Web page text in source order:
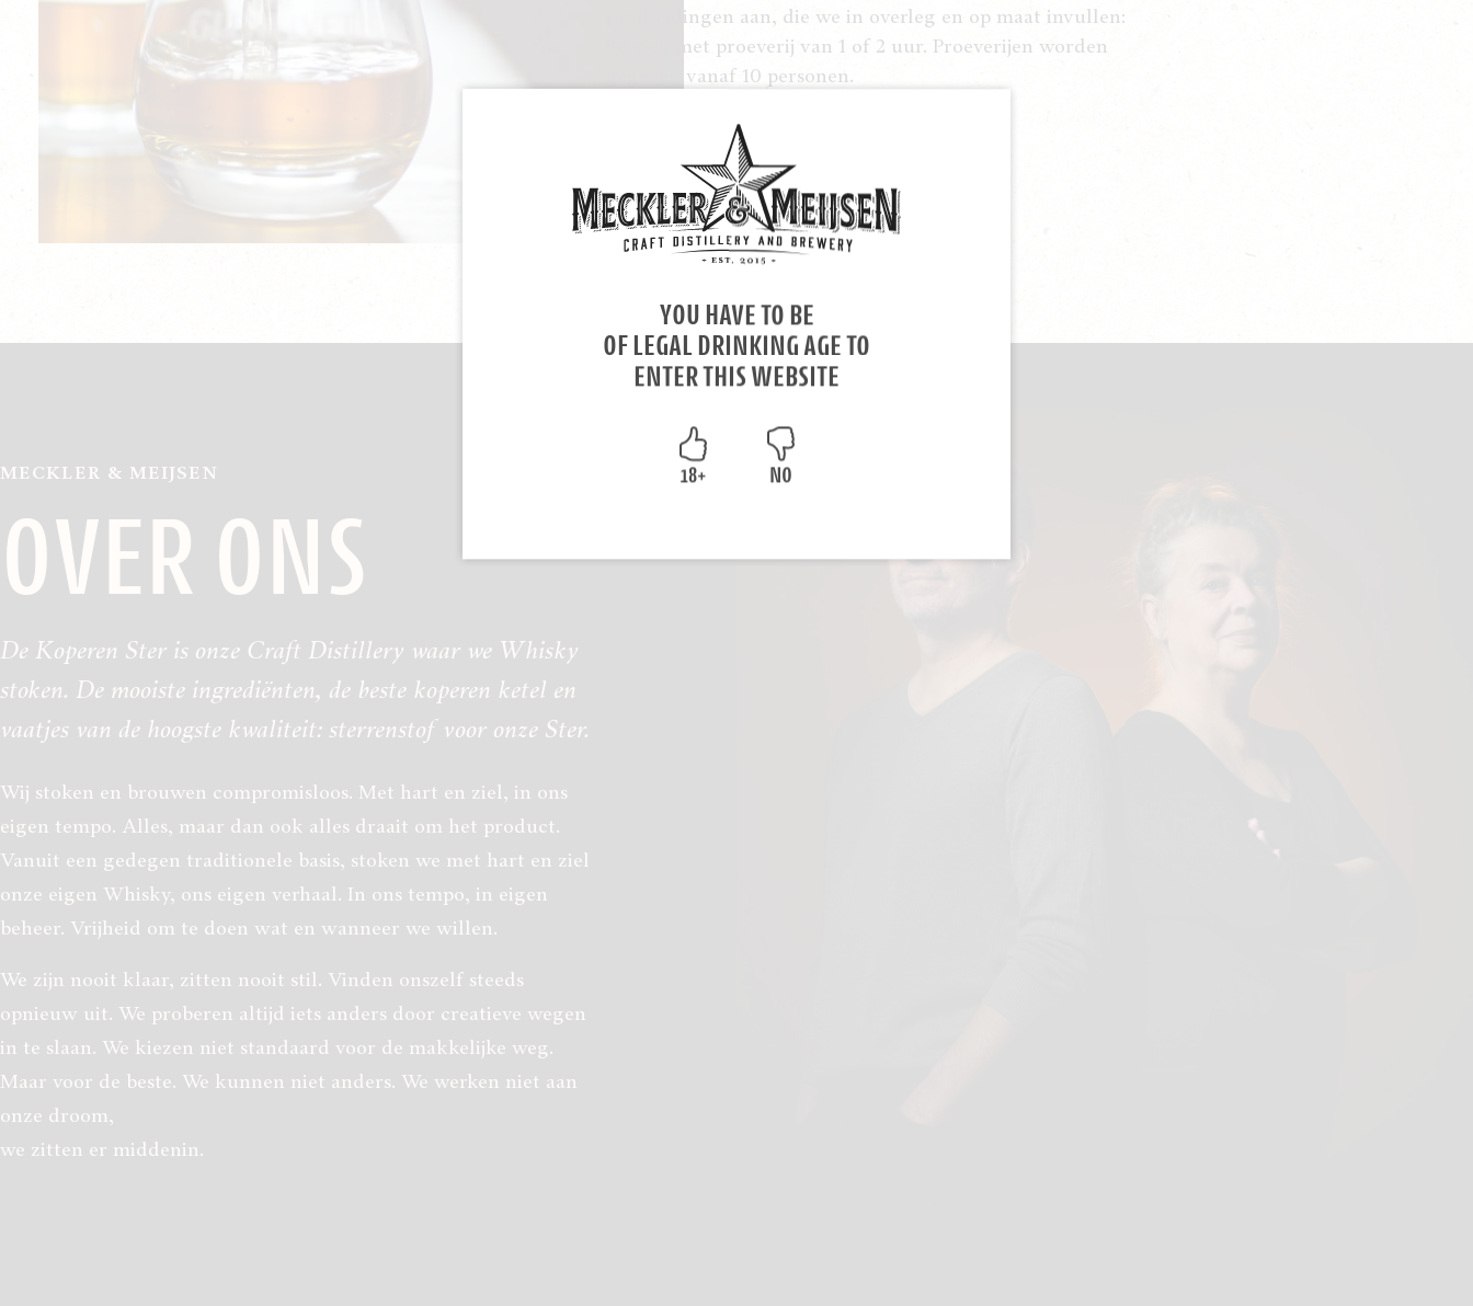
rondleidingen aan, die we in overleg en op maat invullen:
Bezoek met proeverij van 1 of 2 uur. Proeverijen worden
gegeven vanaf 10 personen.
INFORMATIE AANVRAGEN
MECKLER & MEIJSEN
OVER ONS
De Koperen Ster is onze Craft Distillery waar we Whisky
stoken. De mooiste ingrediënten, de beste koperen ketel en
vaatjes van de hoogste kwaliteit: sterrenstof voor onze Ster.
Wij stoken en brouwen compromisloos. Met hart en ziel, in ons
eigen tempo. Alles, maar dan ook alles draait om het product.
Vanuit een gedegen traditionele basis, stoken we met hart en ziel
onze eigen Whisky, ons eigen verhaal. In ons tempo, in eigen
beheer. Vrijheid om te doen wat en wanneer we willen.
We zijn nooit klaar, zitten nooit stil. Vinden onszelf steeds
opnieuw uit. We proberen altijd iets anders door creatieve wegen
in te slaan. We kiezen niet standaard voor de makkelijke weg.
Maar voor de beste. We kunnen niet anders. We werken niet aan
onze droom,
we zitten er middenin.
YOU HAVE TO BE
OF LEGAL DRINKING AGE TO
ENTER THIS WEBSITE
18+ NO